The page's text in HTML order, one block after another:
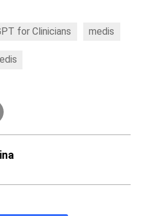
for Clinicians medis